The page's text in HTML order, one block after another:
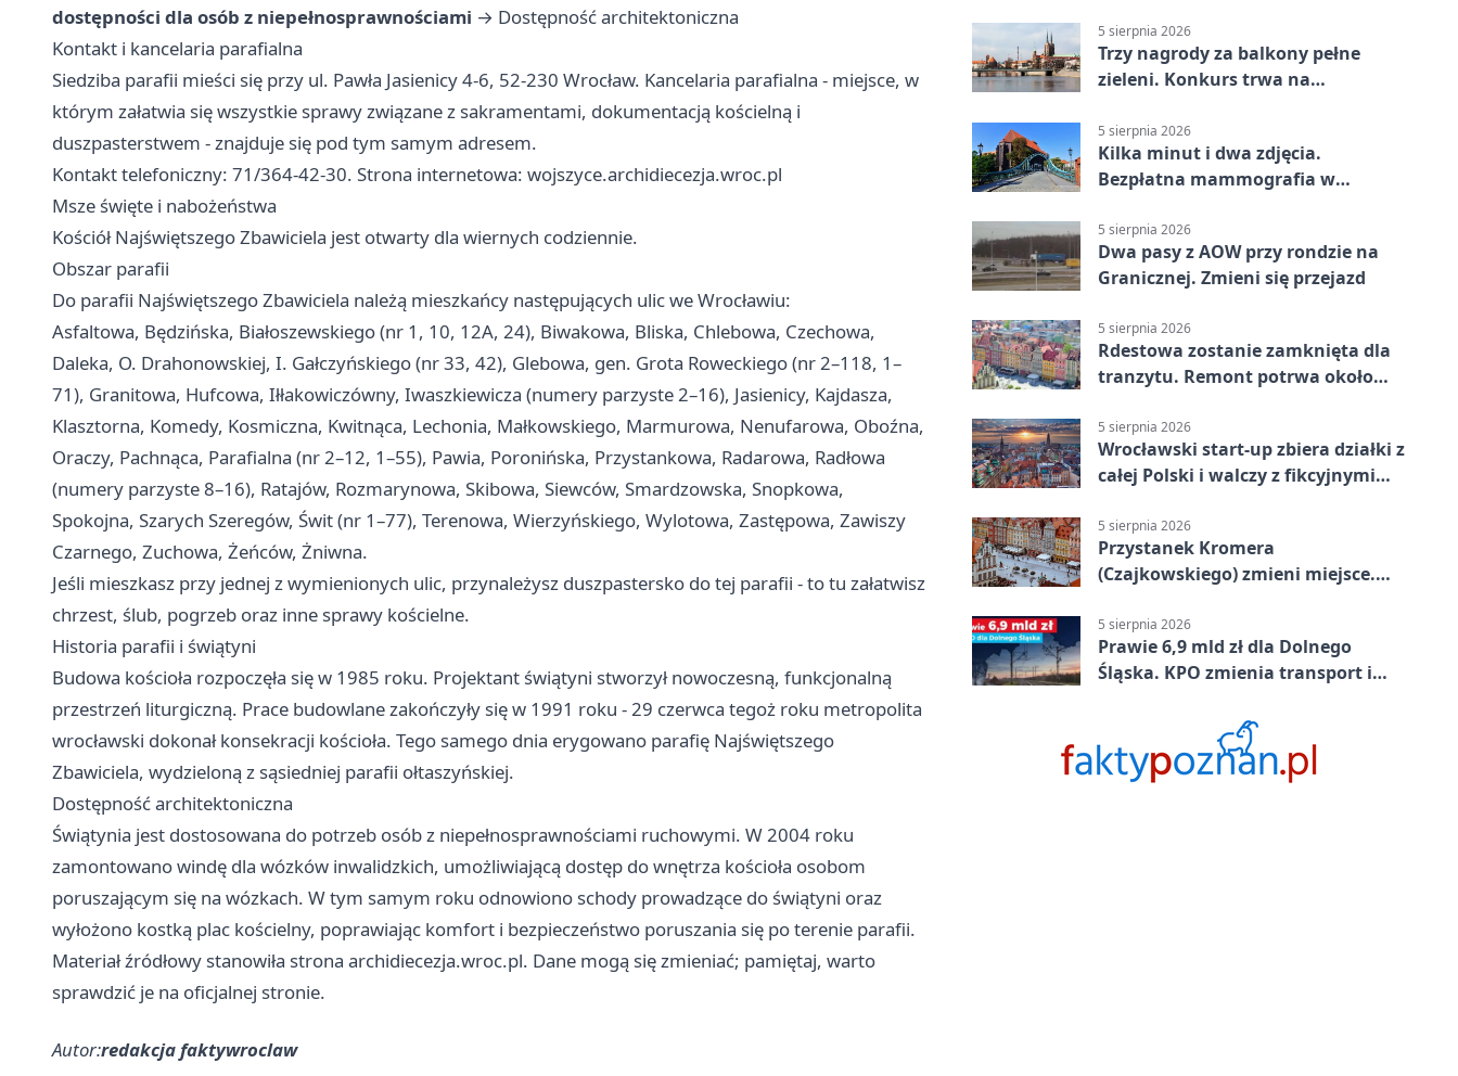
dostępności dla osób z niepełnosprawnościami → Dostępność architektoniczna
Kontakt i kancelaria parafialna
Siedziba parafii mieści się przy ul. Pawła Jasienicy 4-6, 52-230 Wrocław. Kancelaria parafialna - miejsce, w
którym załatwia się wszystkie sprawy związane z sakramentami, dokumentacją kościelną i
duszpasterstwem - znajduje się pod tym samym adresem.
Kontakt telefoniczny: 71/364-42-30. Strona internetowa: wojszyce.archidiecezja.wroc.pl
Msze święte i nabożeństwa
Kościół Najświętszego Zbawiciela jest otwarty dla wiernych codziennie.
Obszar parafii
Do parafii Najświętszego Zbawiciela należą mieszkańcy następujących ulic we Wrocławiu:
Asfaltowa, Będzińska, Białoszewskiego (nr 1, 10, 12A, 24), Biwakowa, Bliska, Chlebowa, Czechowa,
Daleka, O. Drahonowskiej, I. Gałczyńskiego (nr 33, 42), Glebowa, gen. Grota Roweckiego (nr 2–118, 1–
71), Granitowa, Hufcowa, Iłłakowiczówny, Iwaszkiewicza (numery parzyste 2–16), Jasienicy, Kajdasza,
Klasztorna, Komedy, Kosmiczna, Kwitnąca, Lechonia, Małkowskiego, Marmurowa, Nenufarowa, Oboźna,
Oraczy, Pachnąca, Parafialna (nr 2–12, 1–55), Pawia, Poronińska, Przystankowa, Radarowa, Radłowa
(numery parzyste 8–16), Ratajów, Rozmarynowa, Skibowa, Siewców, Smardzowska, Snopkowa,
Spokojna, Szarych Szeregów, Świt (nr 1–77), Terenowa, Wierzyńskiego, Wylotowa, Zastępowa, Zawiszy
Czarnego, Zuchowa, Żeńców, Żniwna.
Jeśli mieszkasz przy jednej z wymienionych ulic, przynależysz duszpastersko do tej parafii - to tu załatwisz
chrzest, ślub, pogrzeb oraz inne sprawy kościelne.
Historia parafii i świątyni
Budowa kościoła rozpoczęła się w 1985 roku. Projektant świątyni stworzył nowoczesną, funkcjonalną
przestrzeń liturgiczną. Prace budowlane zakończyły się w 1991 roku - 29 czerwca tegoż roku metropolita
wrocławski dokonał konsekracji kościoła. Tego samego dnia erygowano parafię Najświętszego
Zbawiciela, wydzieloną z sąsiedniej parafii ołtaszyńskiej.
Dostępność architektoniczna
Świątynia jest dostosowana do potrzeb osób z niepełnosprawnościami ruchowymi. W 2004 roku
zamontowano windę dla wózków inwalidzkich, umożliwiającą dostęp do wnętrza kościoła osobom
poruszającym się na wózkach. W tym samym roku odnowiono schody prowadzące do świątyni oraz
wyłożono kostką plac kościelny, poprawiając komfort i bezpieczeństwo poruszania się po terenie parafii.
Materiał źródłowy stanowiła strona archidiecezja.wroc.pl. Dane mogą się zmieniać; pamiętaj, warto
sprawdzić je na oficjalnej stronie.
Autor:redakcja faktywroclaw
5 sierpnia 2026
Trzy nagrody za balkony pełne
zieleni. Konkurs trwa na
5 sierpnia 2026
Kilka minut i dwa zdjęcia.
Bezpłatna mammografia w
5 sierpnia 2026
Dwa pasy z AOW przy rondzie na
Granicznej. Zmieni się przejazd
5 sierpnia 2026
Rdestowa zostanie zamknięta dla
tranzytu. Remont potrwa około
5 sierpnia 2026
Wrocławski start-up zbiera działki z
całej Polski i walczy z fikcyjnymi
5 sierpnia 2026
Przystanek Kromera
(Czajkowskiego) zmieni miejsce.
5 sierpnia 2026
Prawie 6,9 mld zł dla Dolnego
Śląska. KPO zmienia transport i